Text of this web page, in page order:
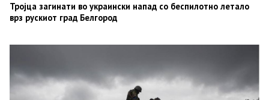
Тројца загинати во украински напад со беспилотно летало
врз рускиот град Белгород